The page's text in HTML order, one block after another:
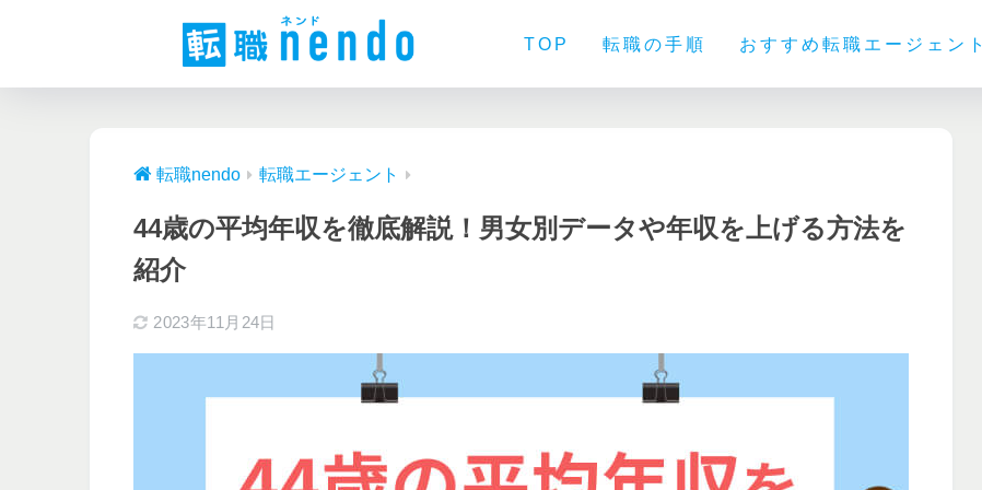
TOP 転職の手順 おすすめ転職エージェント
転職nendo 転職エージェント
44歳の平均年収を徹底解説！男女別データや年収を上げる方法を
紹介
2023年11月24日